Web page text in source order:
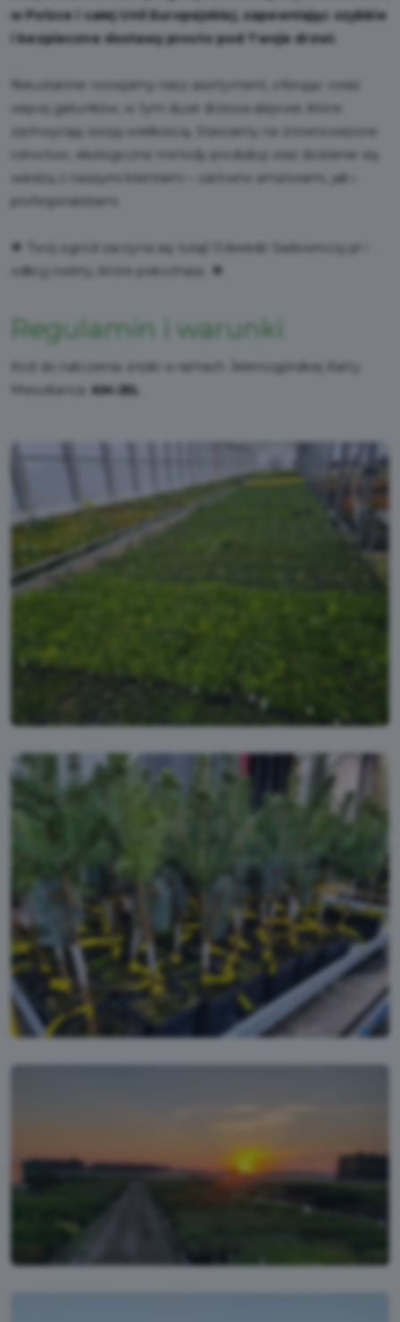
w Polsce i całej Unii Europejskiej, zapewniając szybkie
i bezpieczne dostawy prosto pod Twoje drzwi.
Nieustannie rozwijamy nasz asortyment, oferując coraz
więcej gatunków, w tym duże drzewa alejowe, które
zachwycają swoją wielkością. Stawiamy na zrównoważone
rolnictwo, ekologiczne metody produkcji oraz dzielenie się
wiedzą z naszymi klientami – zarówno amatorami, jak i
profesjonalistami.
🌟 Twój ogród zaczyna się tutaj! Odwiedź Sadowniczy.pl i
odkryj rośliny, które pokochasz. 🌟
Regulamin i warunki
Kod do naliczenia zniżki w ramach Jeleniogórskiej Karty
Mieszkańca: KM-JEL